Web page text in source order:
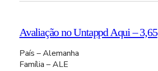
Avaliação no Untappd Aqui – 3,65
País – Alemanha
Família – ALE